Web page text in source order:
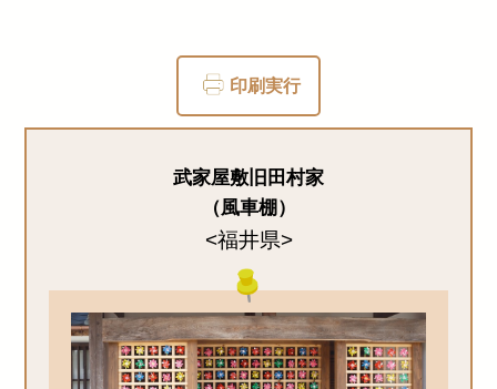
印刷実行
武家屋敷旧田村家
（風車棚）
<福井県>